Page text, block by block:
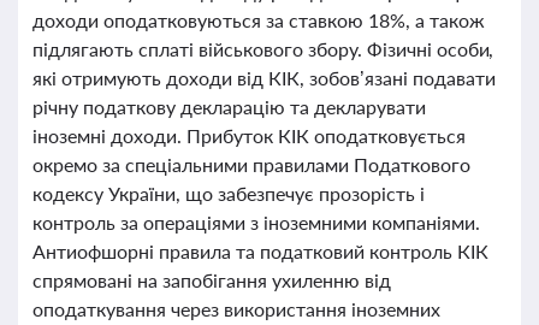
доходи оподатковуються за ставкою 18%, а також
підлягають сплаті військового збору. Фізичні особи,
які отримують доходи від КІК, зобов’язані подавати
річну податкову декларацію та декларувати
іноземні доходи. Прибуток КІК оподатковується
окремо за спеціальними правилами Податкового
кодексу України, що забезпечує прозорість і
контроль за операціями з іноземними компаніями.
Антиофшорні правила та податковий контроль КІК
спрямовані на запобігання ухиленню від
оподаткування через використання іноземних